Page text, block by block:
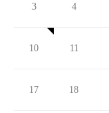
3 4
10 11
17 18